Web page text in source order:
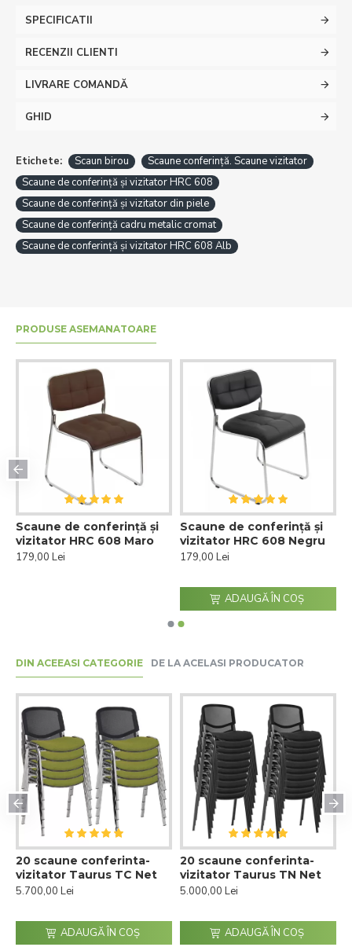
SPECIFICATII
RECENZII CLIENTI
LIVRARE COMANDĂ
GHID
Etichete: Scaun birou
Scaune conferință. Scaune vizitator
Scaune de conferință și vizitator HRC 608
Scaune de conferință și vizitator din piele
Scaune de conferință cadru metalic cromat
Scaune de conferință și vizitator HRC 608 Alb
PRODUSE ASEMANATOARE
Scaune de conferință și
vizitator HRC 608 Maro
179,00 Lei
Scaune de conferință și
vizitator HRC 608 Negru
179,00 Lei
ADAUGĂ ÎN COŞ
DIN ACEEASI CATEGORIE DE LA ACELASI PRODUCATOR
20 scaune conferinta-
vizitator Taurus TC Net
5.700,00 Lei
ADAUGĂ ÎN COŞ
20 scaune conferinta-
vizitator Taurus TN Net
5.000,00 Lei
ADAUGĂ ÎN COŞ